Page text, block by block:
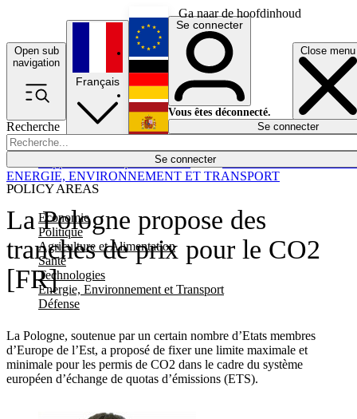
Ga naar de hoofdinhoud
Open sub
navigation
Close menu
Recherche
Se connecter
POLICY AREAS
Economie
Politique
Agriculture et Alimentation
Santé
Technologies
Energie, Environnement et Transport
Défense
Économie
Français
English
Deutsch
Español
Se connecter
Vous êtes déconnecté.
Se connecter
La Pologne propose des
tranches de prix pour le CO2
[FR]
La Pologne, soutenue par un certain nombre d’Etats membres
d’Europe de l’Est, a proposé de fixer une limite maximale et
minimale pour les permis de CO2 dans le cadre du système
européen d’échange de quotas d’émissions (ETS).
ENERGIE, ENVIRONNEMENT ET TRANSPORT